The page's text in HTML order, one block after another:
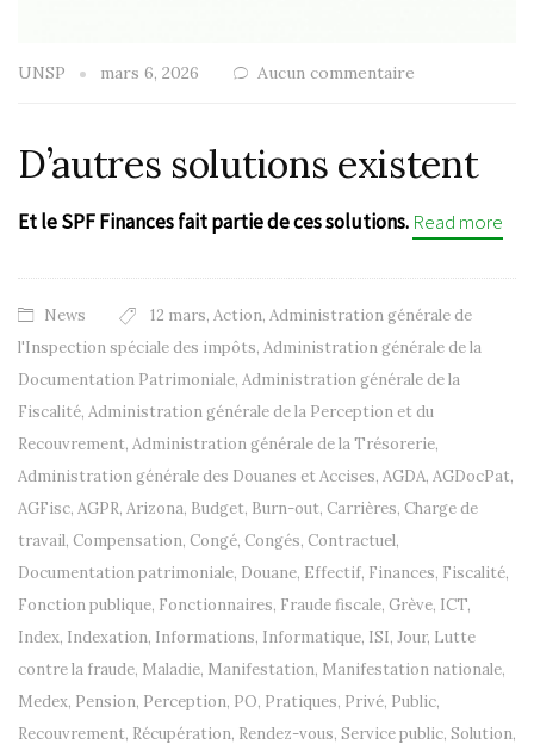
UNSP mars 6, 2026 Aucun commentaire
D’autres solutions existent
Et le SPF Finances fait partie de ces solutions. Read more
News 12 mars, Action, Administration générale de
l'Inspection spéciale des impôts, Administration générale de la
Documentation Patrimoniale, Administration générale de la
Fiscalité, Administration générale de la Perception et du
Recouvrement, Administration générale de la Trésorerie,
Administration générale des Douanes et Accises, AGDA, AGDocPat,
AGFisc, AGPR, Arizona, Budget, Burn-out, Carrières, Charge de
travail, Compensation, Congé, Congés, Contractuel,
Documentation patrimoniale, Douane, Effectif, Finances, Fiscalité,
Fonction publique, Fonctionnaires, Fraude fiscale, Grève, ICT,
Index, Indexation, Informations, Informatique, ISI, Jour, Lutte
contre la fraude, Maladie, Manifestation, Manifestation nationale,
Medex, Pension, Perception, PO, Pratiques, Privé, Public,
Recouvrement, Récupération, Rendez-vous, Service public, Solution,